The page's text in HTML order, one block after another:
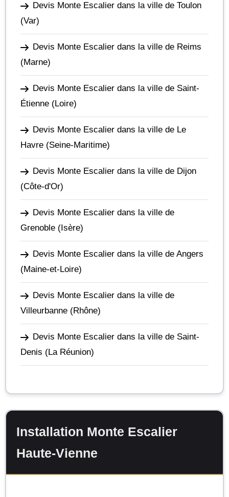
Devis Monte Escalier dans la ville de Toulon
(Var)
Devis Monte Escalier dans la ville de Reims
(Marne)
Devis Monte Escalier dans la ville de Saint-
Étienne (Loire)
Devis Monte Escalier dans la ville de Le
Havre (Seine-Maritime)
Devis Monte Escalier dans la ville de Dijon
(Côte-d'Or)
Devis Monte Escalier dans la ville de
Grenoble (Isère)
Devis Monte Escalier dans la ville de Angers
(Maine-et-Loire)
Devis Monte Escalier dans la ville de
Villeurbanne (Rhône)
Devis Monte Escalier dans la ville de Saint-
Denis (La Réunion)
Installation Monte Escalier
Haute-Vienne